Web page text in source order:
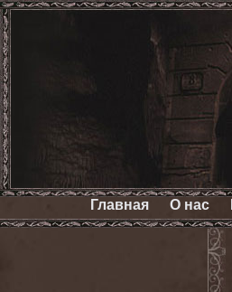
Главная О нас